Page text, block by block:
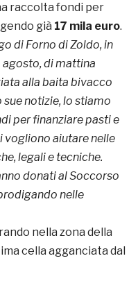
raccolta fondi per
già 17 mila euro.
di Forno di Zoldo, in
di mattina
alla baita bivacco
notizie, lo stiamo
per finanziare pasti e
vogliono aiutare nelle
legali e tecniche.
donati al Soccorso
nelle
nella zona della
cella agganciata dal